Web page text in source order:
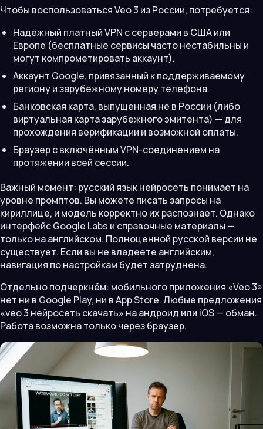
Чтобы воспользоваться Veo 3 из России, потребуется:
Надёжный платный VPN с серверами в США или
Европе (бесплатные сервисы часто нестабильны и
могут компрометировать аккаунт).
Аккаунт Google, привязанный к поддерживаемому
региону и зарубежному номеру телефона.
Банковская карта, выпущенная не в России (либо
виртуальная карта зарубежного эмитента) — для
прохождения верификации и возможной оплаты.
Браузер с включённым VPN-соединением на
протяжении всей сессии.
Важный момент: русский язык нейросеть понимает на
уровне промптов. Вы можете писать запросы на
кириллице, и модель корректно их распознает. Однако
интерфейс Google Labs и справочные материалы —
только на английском. Полноценной русской версии не
существует. Если вы не владеете английским,
навигация по настройкам будет затруднена.
Отдельно подчеркнём: мобильного приложения «Veo 3»
нет ни в Google Play, ни в App Store. Любые предложения
«veo 3 нейросеть скачать» на андроид или iOS — обман.
Работа возможна только через браузер.